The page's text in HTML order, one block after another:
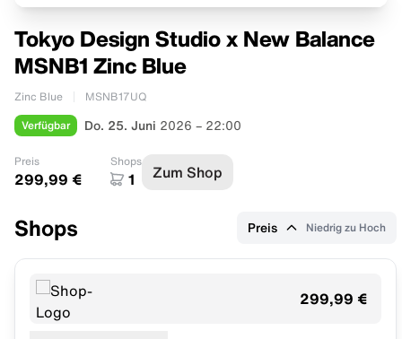
Tokyo Design Studio x New Balance
MSNB1 Zinc Blue
Zinc Blue MSNB17UQ
Verfügbar Do. 25. Juni 2026 – 22:00
Preis
299,99 €
Shops
1 Zum Shop
Shops Preis Niedrig zu Hoch
299,99 €